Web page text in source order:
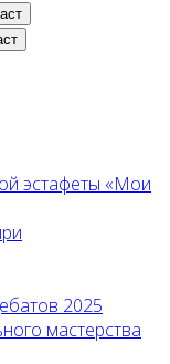
эстафеты «Мои
2025
мастерства